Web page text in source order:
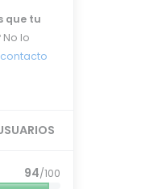
que tu
No lo
contacto
94/100